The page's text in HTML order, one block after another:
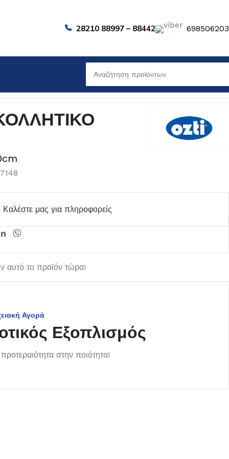
28210 88997 – 88442
Καλέστε μας για πληροφορείς
αυτό το προϊόν τώρα!
Αγορά
Εξοπλισμός
στην ποιότητα!